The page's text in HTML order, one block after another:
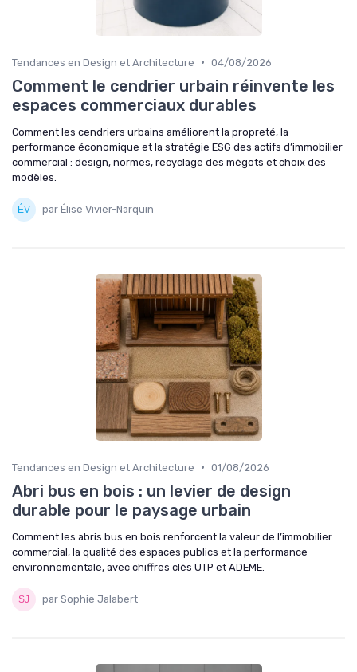
Tendances en Design et Architecture • 04/08/2026
Comment le cendrier urbain réinvente les
espaces commerciaux durables
Comment les cendriers urbains améliorent la propreté, la
performance économique et la stratégie ESG des actifs d’immobilier
commercial : design, normes, recyclage des mégots et choix des
modèles.
par Élise Vivier-Narquin
Tendances en Design et Architecture • 01/08/2026
Abri bus en bois : un levier de design
durable pour le paysage urbain
Comment les abris bus en bois renforcent la valeur de l’immobilier
commercial, la qualité des espaces publics et la performance
environnementale, avec chiffres clés UTP et ADEME.
par Sophie Jalabert